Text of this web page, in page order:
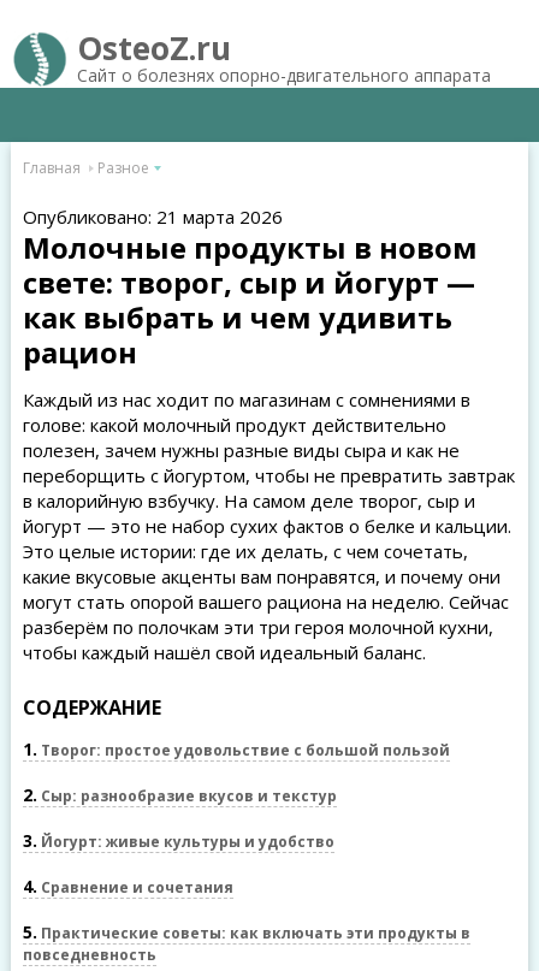
OsteoZ.ru
Сайт о болезнях опорно-двигательного аппарата
Главная Разное
Опубликовано: 21 марта 2026
Молочные продукты в новом
свете: творог, сыр и йогурт —
как выбрать и чем удивить
рацион
Каждый из нас ходит по магазинам с сомнениями в
голове: какой молочный продукт действительно
полезен, зачем нужны разные виды сыра и как не
переборщить с йогуртом, чтобы не превратить завтрак
в калорийную взбучку. На самом деле творог, сыр и
йогурт — это не набор сухих фактов о белке и кальции.
Это целые истории: где их делать, с чем сочетать,
какие вкусовые акценты вам понравятся, и почему они
могут стать опорой вашего рациона на неделю. Сейчас
разберём по полочкам эти три героя молочной кухни,
чтобы каждый нашёл свой идеальный баланс.
СОДЕРЖАНИЕ
1 Творог: простое удовольствие с большой пользой
2 Сыр: разнообразие вкусов и текстур
3 Йогурт: живые культуры и удобство
4 Сравнение и сочетания
5 Практические советы: как включать эти продукты в
повседневность